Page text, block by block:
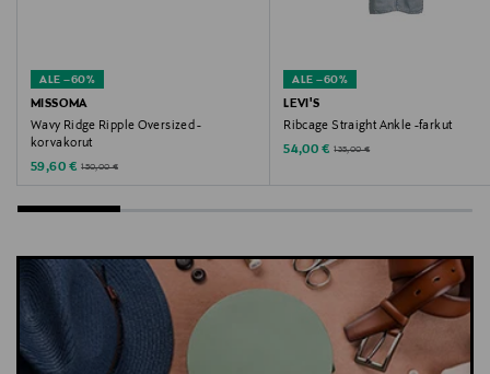
ALE –60%
MISSOMA
Wavy Ridge Ripple Oversized -
korvakorut
Discounted Price
59,60 € Original Price
150,00 €
ALE –60%
LEVI'S
Ribcage Straight Ankle -farkut
Discounted Price
54,00 € Original Price
135,00 €